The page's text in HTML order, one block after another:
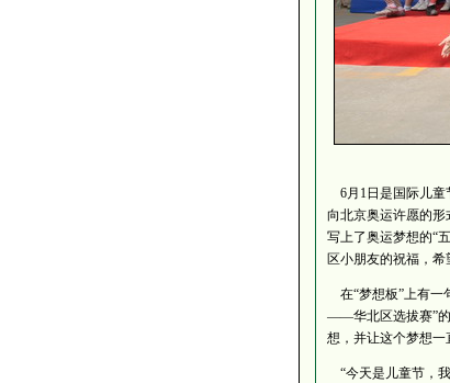
6月1日是国际儿童
向北京奥运许愿的形
写上了奥运梦想的“
区小朋友的祝福，希
在“梦想板”上有一
——华北区选拔赛”的
想，并让这个梦想一
“今天是儿童节，